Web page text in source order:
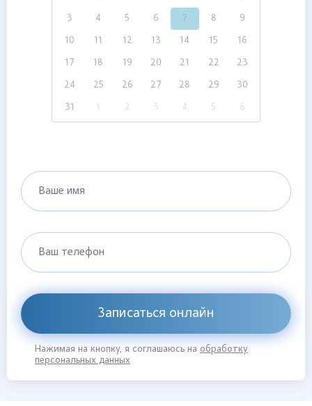
3 4 5 6 7 8 9
10 11 12 13 14 15 16
17 18 19 20 21 22 23
24 25 26 27 28 29 30
31 1 2 3 4 5 6
Ваше имя
Ваш телефон
Записаться онлайн
Нажимая на кнопку, я соглашаюсь на обработку
персональных данных